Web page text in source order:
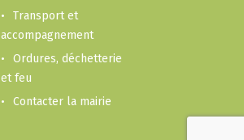
Transport et
accompagnement
Ordures, déchetterie
et feu
Contacter la mairie